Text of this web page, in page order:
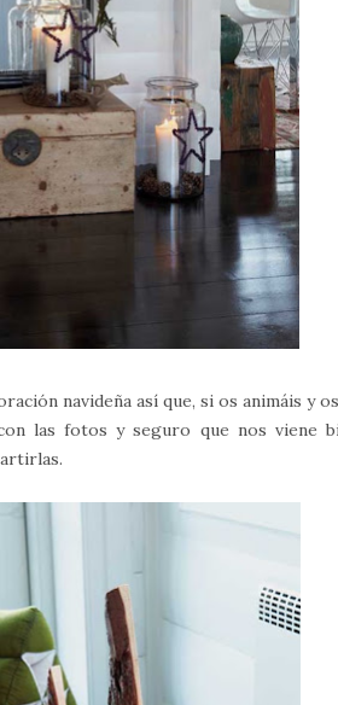
navideña así que, si os animáis y
las fotos y seguro que nos viene